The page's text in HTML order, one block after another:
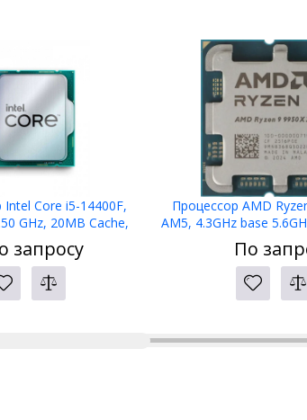
Intel Core i5-14400F,
GHz, 20MB Cache,
CM8071504821113,
TRAY
запросу
Процессор AMD
AM5, 4.3GHz base
L3 Dual 3D V-Cache,
000001978,
По